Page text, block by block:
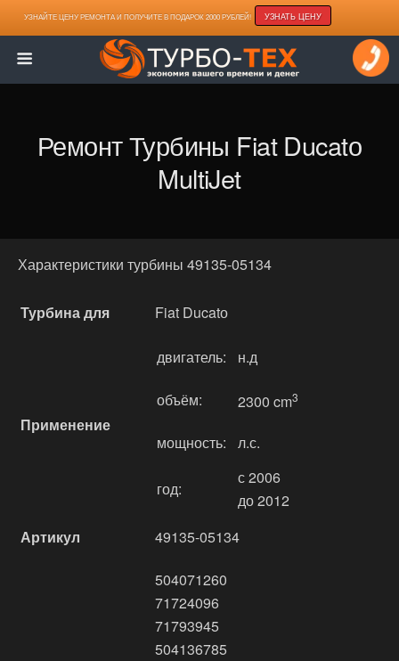
УЗНАЙТЕ ЦЕНУ РЕМОНТА И ПОЛУЧИТЕ В ПОДАРОК 2000 РУБЛЕЙ! УЗНАТЬ ЦЕНУ
Ремонт Турбины Fiat Ducatо
MultiJet
Характеристики турбины 49135-05134
Турбина для Fiat Ducatо
Применение
двигатель: н.д
объём: 2300 cm3
мощность: л.с.
год:
с 2006
до 2012
Артикул
49135-05134
504071260
71724096
71793945
504136785